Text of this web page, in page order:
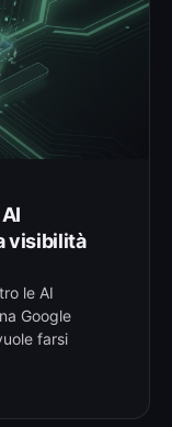
visibilità
le AI
Google
farsi